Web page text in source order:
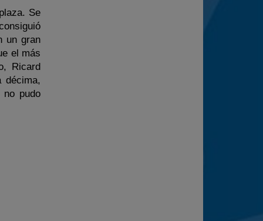
Se
un gran
el más
Ricard
décima,
no pudo